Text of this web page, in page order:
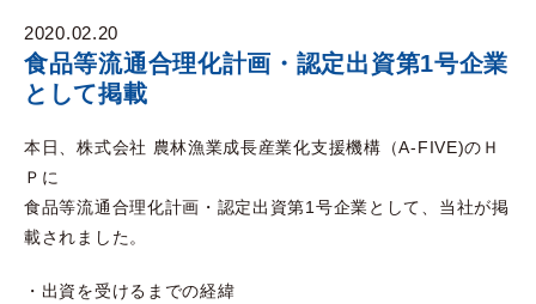
2020.02.20
食品等流通合理化計画・認定出資第1号企業
として掲載
本日、株式会社 農林漁業成長産業化支援機構（A-FIVE)のＨ
Ｐに
食品等流通合理化計画・認定出資第1号企業として、当社が掲
載されました。
・出資を受けるまでの経緯